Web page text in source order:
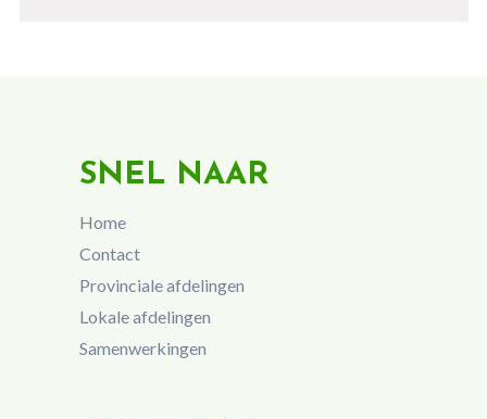
SNEL NAAR
Home
Contact
Provinciale afdelingen
Lokale afdelingen
Samenwerkingen